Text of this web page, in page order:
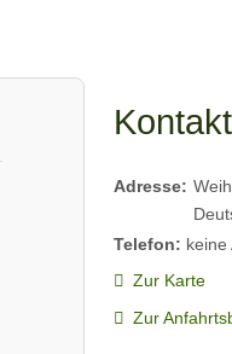
Kontakt
Adresse:
Telefon: keine
Zur Karte
Zur